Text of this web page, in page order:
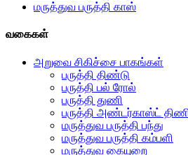
மருத்துவ பருத்தி காஸ்
வகைகள்
அறுவை சிகிச்சை பாகங்கள்
பருத்தி திண்டு
பருத்தி பல் ரோல்
பருத்தி துணி
பருத்தி அண்டர்காஸ்ட்
மருத்துவ பருத்தி பந்து
மருத்துவ பருத்தி கம்பளி
மருத்துவ கையுறை